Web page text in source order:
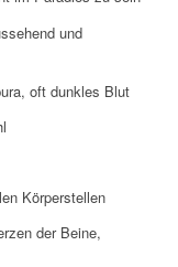
und
oft dunkles Blut
Körperstellen
der Beine,